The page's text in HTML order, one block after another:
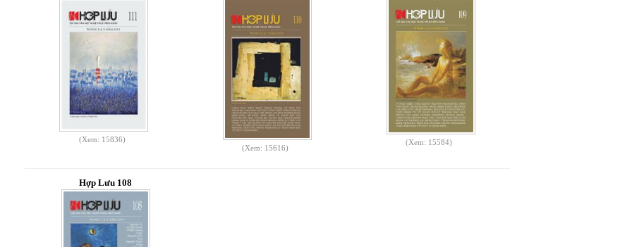
(Xem: 15836)
(Xem: 15616)
(Xem: 15584)
Hợp Lưu 108